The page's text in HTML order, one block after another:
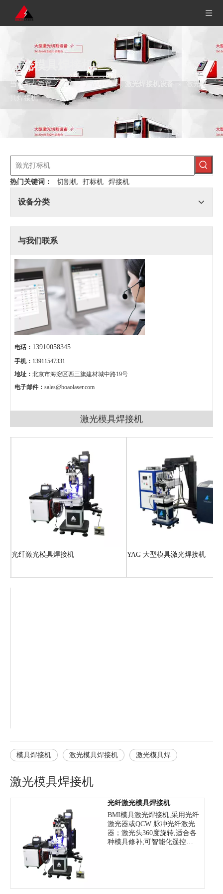
激光模具焊接机
当前所在位置: 首页 产品中心 » 激光焊接机设备
激光模
具焊接机
热门关键词： 切割机 打标机 焊接机
设备分类
与我们联系
电话： 13910058345
手机： 13911547331
地址： 北京市海淀区西三旗建材城中路19号
电子邮件： sales@boaolaser.com
激光模具焊接机
光纤激光模具焊接机 YAG 大型模具激光焊接机
模具焊接机 激光模具焊接机 激光模具焊
激光模具焊接机
光纤激光模具焊接机
BMI模具激光焊接机,采用光纤
激光器或QCW 脉冲光纤激光
器；激光头360度旋转,适合各
种模具修补;可智能化遥控控
钢/铍铜/贵金属及极硬材料(～